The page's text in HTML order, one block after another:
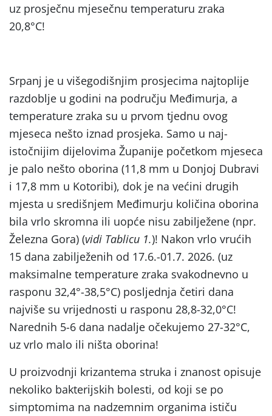
uz prosječnu mjesečnu temperaturu zraka
20,8°C!
Srpanj je u višegodišnjim prosjecima najtoplije
razdoblje u godini na području Međimurja, a
temperature zraka su u prvom tjednu ovog
mjeseca nešto iznad prosjeka. Samo u naj-
istočnijim dijelovima Županije početkom mjeseca
je palo nešto oborina (11,8 mm u Donjoj Dubravi
i 17,8 mm u Kotoribi), dok je na većini drugih
mjesta u središnjem Međimurju količina oborina
bila vrlo skromna ili uopće nisu zabilježene (npr.
Železna Gora) (vidi Tablicu 1.)! Nakon vrlo vrućih
15 dana zabilježenih od 17.6.-01.7. 2026. (uz
maksimalne temperature zraka svakodnevno u
rasponu 32,4°-38,5°C) posljednja četiri dana
najviše su vrijednosti u rasponu 28,8-32,0°C!
Narednih 5-6 dana nadalje očekujemo 27-32°C,
uz vrlo malo ili ništa oborina!
U proizvodnji krizantema struka i znanost opisuje
nekoliko bakterijskih bolesti, od koji se po
simptomima na nadzemnim organima ističu